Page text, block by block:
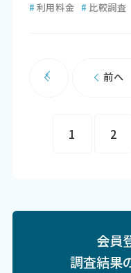
# 利用料金 # 比較調査
前へ
1 2
会員
調査結果